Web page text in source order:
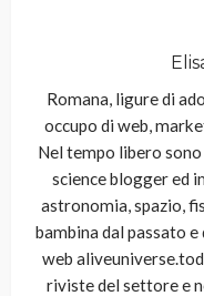
Romana, ligure di
occupo di web,
Nel tempo libero
science blogger ed
astronomia, spazio,
bambina dal passato
web
riviste del settore e